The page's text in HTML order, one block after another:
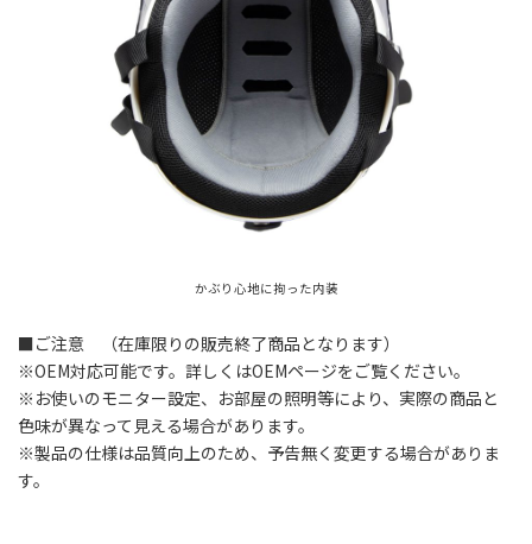
かぶり心地に拘った内装
■ご注意 （在庫限りの販売終了商品となります）
※OEM対応可能です。詳しくはOEMページをご覧ください。
※お使いのモニター設定、お部屋の照明等により、実際の商品と
色味が異なって見える場合があります。
※製品の仕様は品質向上のため、予告無く変更する場合がありま
す。